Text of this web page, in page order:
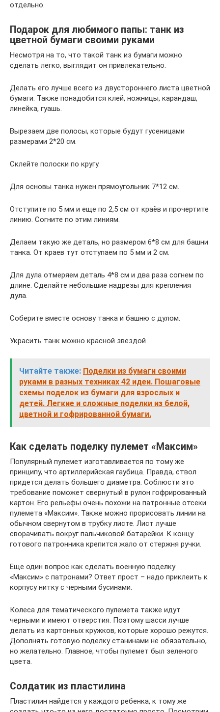
отдельно.
Подарок для любимого папы: танк из
цветной бумаги своими руками
Несмотря на то, что такой танк из бумаги можно
сделать легко, выглядит он привлекательно.
Делать его лучше всего из двустороннего листа цветной
бумаги. Также понадобится клей, ножницы, карандаш,
линейка, гуашь.
Вырезаем две полосы, которые будут гусеницами
размерами 2*20 см.
Склейте полоски по кругу.
Для основы танка нужен прямоугольник 7*12 см.
Отступите по 5 мм и еще по 2,5 см от краёв и прочертите
линию. Согните по этим линиям.
Делаем такую же деталь, но размером 6*8 см для башни
танка. От краев тут отступаем по 5 мм и 2 см.
Для дула отмеряем деталь 4*8 см и два раза согнем по
длине. Сделайте небольшие надрезы для крепления
дула.
Соберите вместе основу танка и башню с дулом.
Украсить танк можно красной звездой
Читайте также: Поделки из бумаги своими
руками в разных техниках 42 идеи. Пошаговые
схемы поделок из бумаги для взрослых и
детей. Легкие и сложные поделки из белой,
цветной и гофрированной бумаги.
Как сделать поделку пулемет «Максим»
Популярный пулемет изготавливается по тому же
принципу, что артиллерийская гаубица. Правда, ствол
придется делать большего диаметра. Соблюсти это
требование поможет свернутый в рулон гофрированный
картон. Его рельефы очень похожи на патронные отсеки
пулемета «Максим». Также можно прорисовать линии на
обычном свернутом в трубку листе. Лист лучше
сворачивать вокруг пальчиковой батарейки. К концу
готового патронника крепится жало от стержня ручки.
Еще один вопрос как сделать военную поделку
«Максим» с патронами? Ответ прост – надо приклеить к
корпусу нитку с черными бусинами.
Колеса для тематического пулемета также идут
черными и имеют отверстия. Поэтому шасси лучше
делать из картонных кружков, которые хорошо режутся.
Дополнять готовую поделку станинами не обязательно,
но желательно. Главное, чтобы пулемет был зеленого
цвета.
Солдатик из пластилина
Пластилин найдется у каждого ребенка, к тому же